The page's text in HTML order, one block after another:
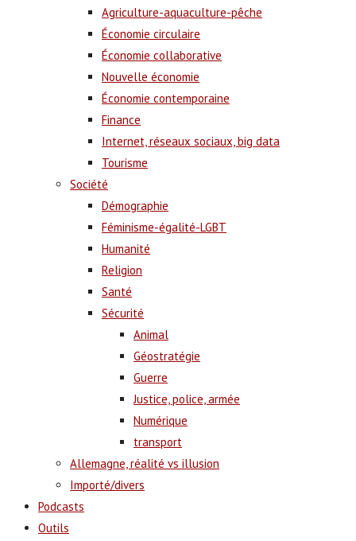
Agriculture-aquaculture-pêche
Économie circulaire
Économie collaborative
Nouvelle économie
Économie contemporaine
Finance
Internet, réseaux sociaux, big data
Tourisme
Société
Démographie
Féminisme-égalité-LGBT
Humanité
Religion
Santé
Sécurité
Animal
Géostratégie
Guerre
Justice, police, armée
Numérique
transport
Allemagne, réalité vs illusion
Importé/divers
Podcasts
Outils